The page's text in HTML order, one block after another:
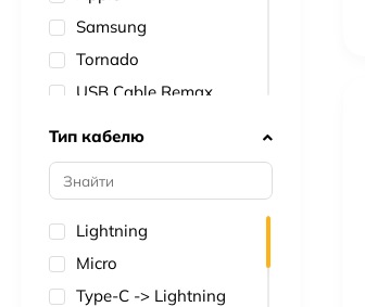
Avantis
No Brand
Moxom
Senteo
Samsung
Tornado
USB Cable Remax
USB Cable Baseus
Hoco
AUX кабель Borofone
AUX кабель Hoco
Тип кабелю
Lightning
Micro
Type-C -> Lightning